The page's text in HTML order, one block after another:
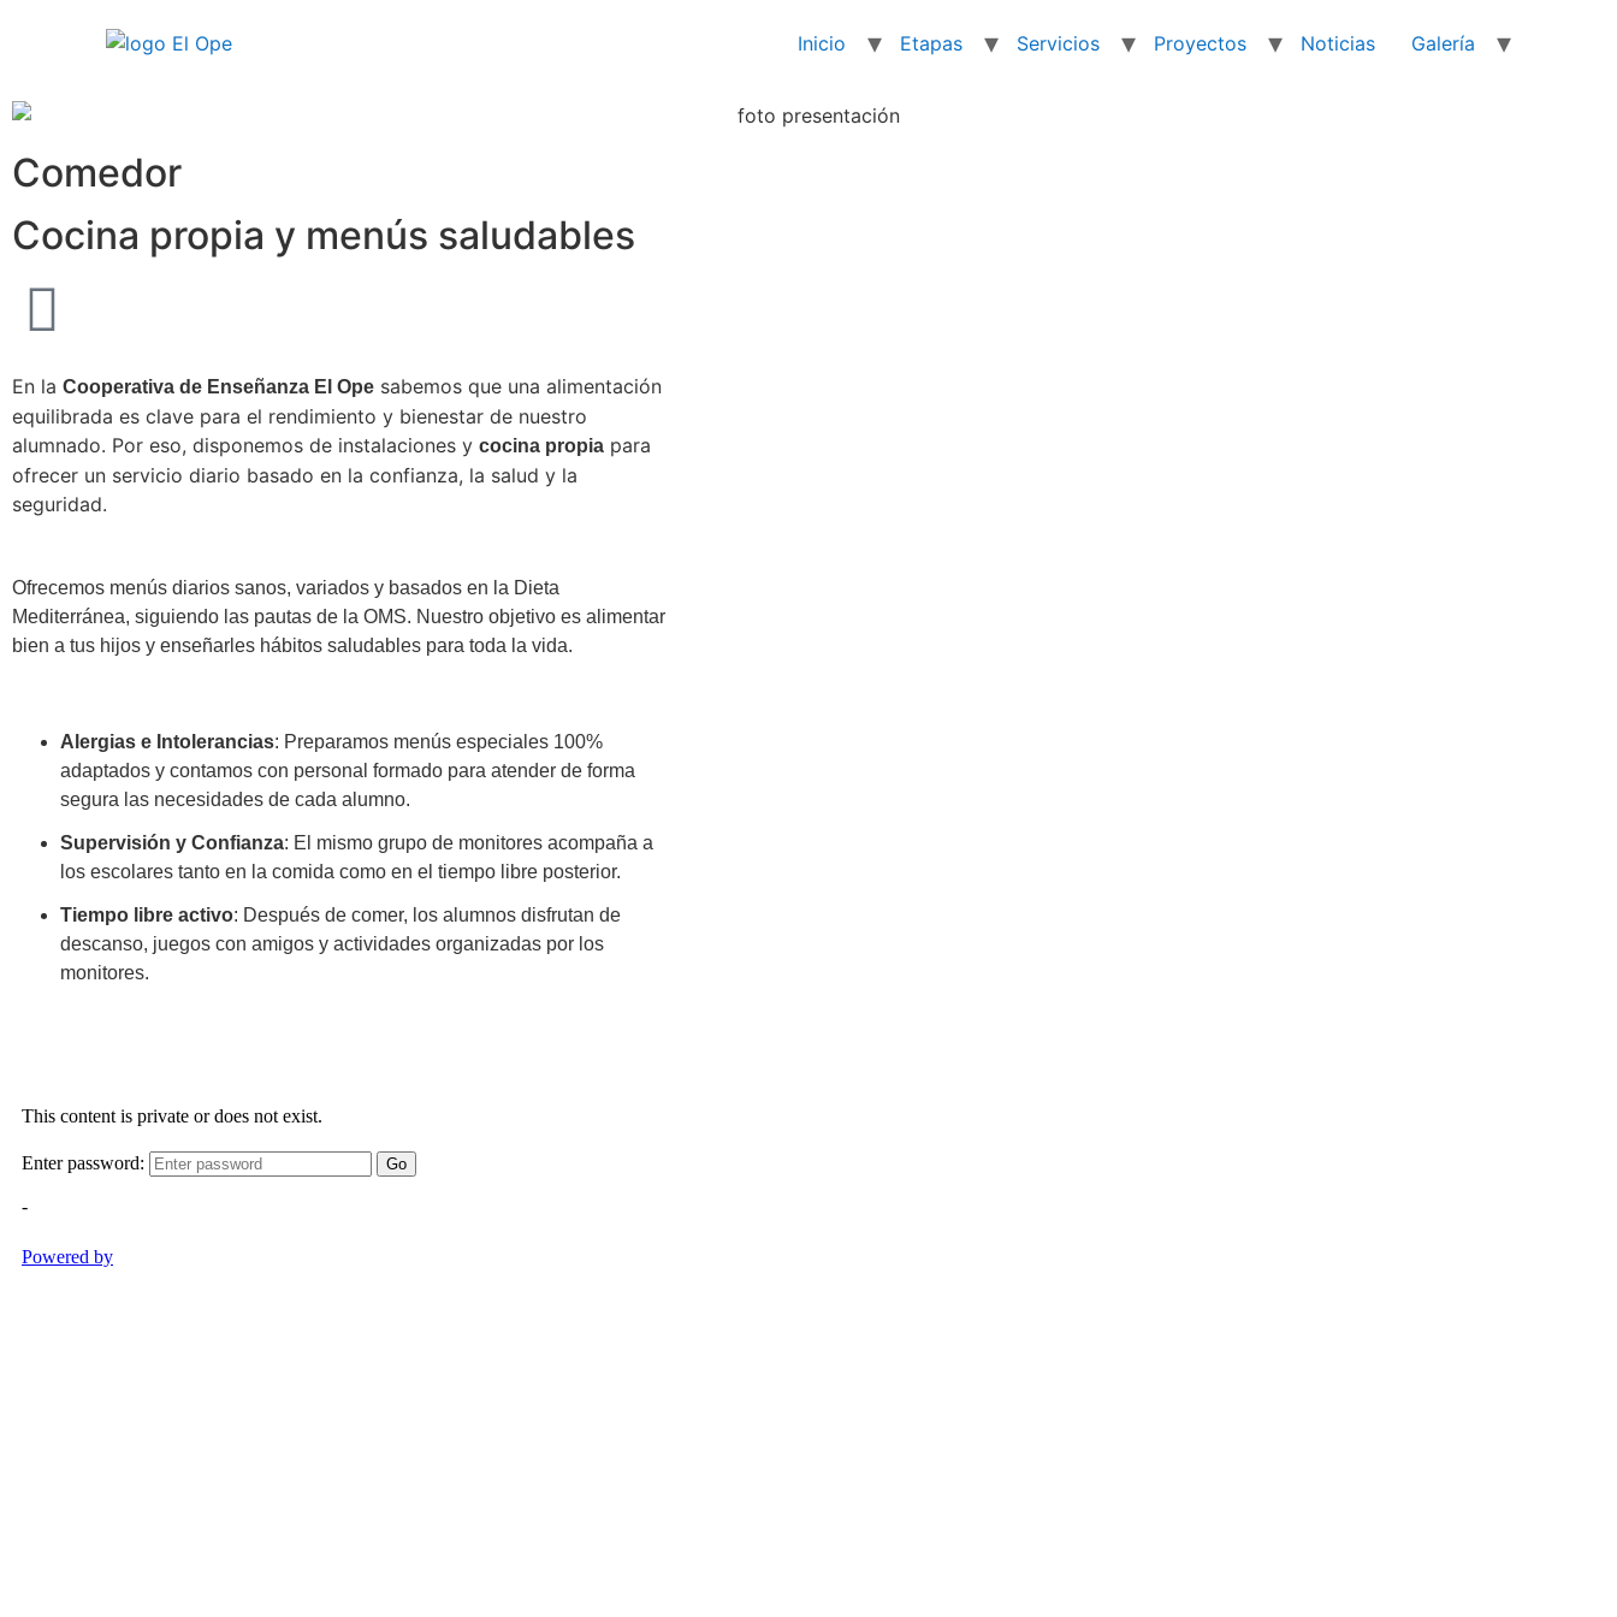
Inicio Etapas Servicios Proyectos Noticias Galería
Comedor
Cocina propia y menús saludables
En la Cooperativa de Enseñanza El Ope sabemos que una alimentación
equilibrada es clave para el rendimiento y bienestar de nuestro
alumnado. Por eso, disponemos de instalaciones y cocina propia para
ofrecer un servicio diario basado en la confianza, la salud y la
seguridad.
Ofrecemos menús diarios sanos, variados y basados en la Dieta
Mediterránea, siguiendo las pautas de la OMS. Nuestro objetivo es alimentar
bien a tus hijos y enseñarles hábitos saludables para toda la vida.
Alergias e Intolerancias: Preparamos menús especiales 100%
adaptados y contamos con personal formado para atender de forma
segura las necesidades de cada alumno.
Supervisión y Confianza: El mismo grupo de monitores acompaña a
los escolares tanto en la comida como en el tiempo libre posterior.
Tiempo libre activo: Después de comer, los alumnos disfrutan de
descanso, juegos con amigos y actividades organizadas por los
monitores.